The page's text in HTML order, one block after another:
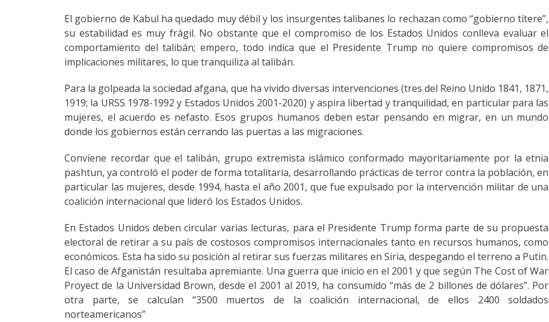
El gobierno de Kabul ha quedado muy débil y los insurgentes talibanes lo rechazan como “gobierno títere”,
su estabilidad es muy frágil. No obstante que el compromiso de los Estados Unidos conlleva evaluar el
comportamiento del talibán; empero, todo indica que el Presidente Trump no quiere compromisos de
implicaciones militares, lo que tranquiliza al talibán.
Para la golpeada la sociedad afgana, que ha vivido diversas intervenciones (tres del Reino Unido 1841, 1871,
1919; la URSS 1978-1992 y Estados Unidos 2001-2020) y aspira libertad y tranquilidad, en particular para las
mujeres, el acuerdo es nefasto. Esos grupos humanos deben estar pensando en migrar, en un mundo
donde los gobiernos están cerrando las puertas a las migraciones.
Conviene recordar que el talibán, grupo extremista islámico conformado mayoritariamente por la etnia
pashtun, ya controló el poder de forma totalitaria, desarrollando prácticas de terror contra la población, en
particular las mujeres, desde 1994, hasta el año 2001, que fue expulsado por la intervención militar de una
coalición internacional que lideró los Estados Unidos.
En Estados Unidos deben circular varias lecturas, para el Presidente Trump forma parte de su propuesta
electoral de retirar a su país de costosos compromisos internacionales tanto en recursos humanos, como
económicos. Esta ha sido su posición al retirar sus fuerzas militares en Siria, despegando el terreno a Putin.
El caso de Afganistán resultaba apremiante. Una guerra que inicio en el 2001 y que según The Cost of War
Proyect de la Universidad Brown, desde el 2001 al 2019, ha consumido “más de 2 billones de dólares”. Por
otra parte, se calculan “3500 muertos de la coalición internacional, de ellos 2400 soldados
norteamericanos”